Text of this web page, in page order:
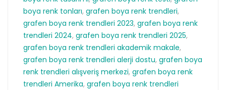
boya renk tonları, grafen boya renk trendleri,
grafen boya renk trendleri 2023, grafen boya renk
trendleri 2024, grafen boya renk trendleri 2025,
grafen boya renk trendleri akademik makale,
grafen boya renk trendleri alerji dostu, grafen boya
renk trendleri alışveriş merkezi, grafen boya renk
trendleri Amerika, grafen boya renk trendleri